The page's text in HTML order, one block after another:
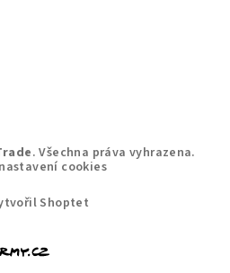
. Všechna práva vyhrazena.
cookies
Shoptet